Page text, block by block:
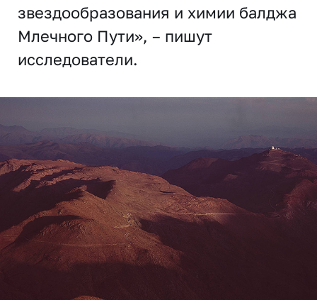
звездообразования и химии балджа
Млечного Пути», – пишут
исследователи.